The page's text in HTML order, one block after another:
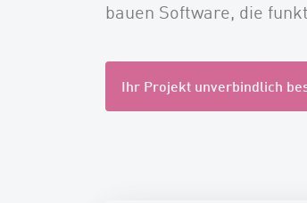
bauen Software, die
Ihr Projekt unverbindlich